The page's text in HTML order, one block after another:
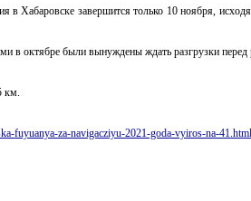
Хабаровске завершится только 10 ноября,
в октябре были вынуждены ждать разгрузки
км.
fuyuanya-za-navigacziyu-2021-goda-vyiros-na-41.html